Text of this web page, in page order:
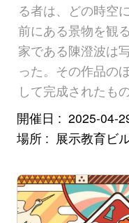
日本語
English
Pilipino
អក្ខរក្រម
ខេមរភាសា
Melayu
ไทย
る者は、どの時空
前にある景物を観
家である陳澄波は
った。その作品の
して完成されたも
開催日
2025-04-
場所
展示教育ビ